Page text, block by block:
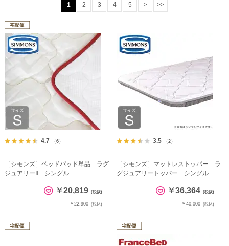
1 2 3 4 5 > >>
4.7 （6）
［シモンズ］ベッドパッド単品 ラグ
ジュアリーⅡ シングル
￥20,819 (税抜)
￥22,900 (税込)
3.5 （2）
［シモンズ］マットレストッパー ラ
グジュアリートッパー シングル
￥36,364 (税抜)
￥40,000 (税込)